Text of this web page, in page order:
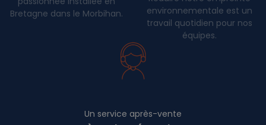
Bretagne dans le Morbihan.
environnementale est un
travail quotidien pour nos
équipes.
Un service après-vente